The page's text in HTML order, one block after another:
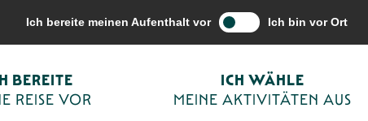
Ich bereite meinen Aufenthalt vor Ich bin vor Ort
BEREITE
REISE VOR
ICH WÄHLE
MEINE AKTIVITÄTEN AUS
vor Unterkünfte Hotels Hôtel des Récollets